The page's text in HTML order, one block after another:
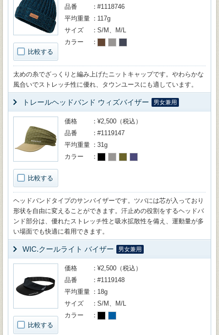
比較する
品番
#1118746
平均重量
117g
サイズ
S/M、M/L
カラー
太めの糸でざっくりと編み上げたニットキャップです。やわらかな
風合いでストレッチ性に優れ、タウンユースにも適しています。
トレールヘッドバンド ウィズバイザー 男女兼用
比較する
価格
¥2,500（税込）
品番
#1119147
平均重量
31g
カラー
ヘッドバンドタイプのサンバイザーです。ツバには芯が入っており
形状を自由に変えることができます。汗止めの役割をするヘッドバ
ンド部分は、優れたストレッチ性と吸水拡散性を備え、運動量が多
い場面でも快適に着用できます。
WIC.クールライト バイザー 男女兼用
比較する
価格
¥2,500（税込）
品番
#1119148
平均重量
18g
サイズ
S/M、M/L
カラー